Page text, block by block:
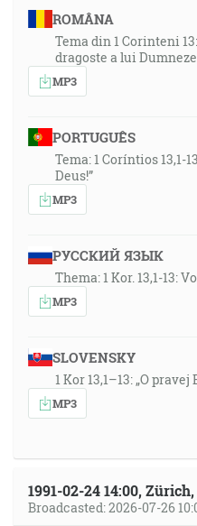
ROMÂNA
Tema din 1 Corinteni
dragoste a lui
MP3
PORTUGUÊS
Tema: 1 Coríntios 13,1-
Deus!”
MP3
РУССКИЙ ЯЗЫК
Thema: 1 Kor. 13,1-13:
MP3
SLOVENSKY
1 Kor 13,1–13: „O pravej
MP3
1991-02-24 14:00,
Broadcasted: 2026-07-26